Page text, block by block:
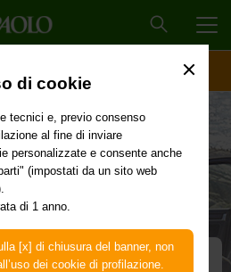
di cookie
tecnici e, previo consenso
al fine di inviare
personalizzate e consente anche
(impostati da un sito web
di 1 anno.
[x] di chiusura del banner, non
dei cookie di profilazione.